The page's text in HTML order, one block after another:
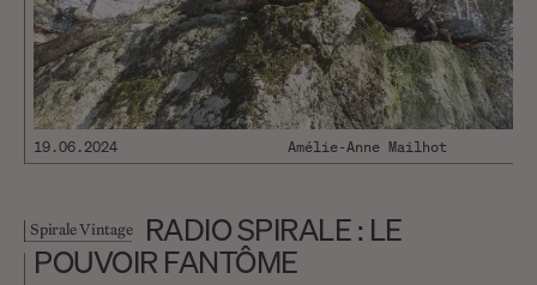
19.06.2024 Amélie-Anne Mailhot
Spirale Vintage
RADIO SPIRALE : LE
POUVOIR FANTÔME